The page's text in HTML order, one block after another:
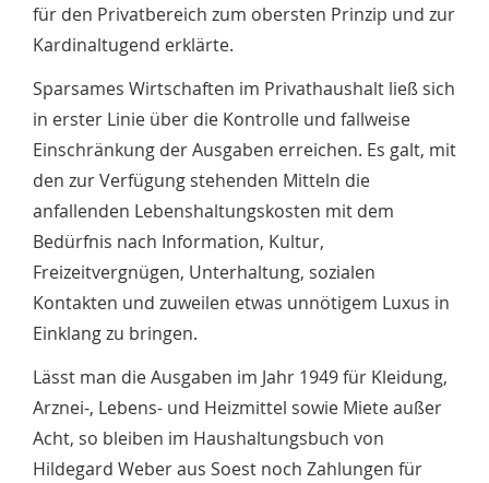
für den Privatbereich zum obersten Prinzip und zur
Kardinaltugend erklärte.
Sparsames Wirtschaften im Privathaushalt ließ sich
in erster Linie über die Kontrolle und fallweise
Einschränkung der Ausgaben erreichen. Es galt, mit
den zur Verfügung stehenden Mitteln die
anfallenden Lebenshaltungskosten mit dem
Bedürfnis nach Information, Kultur,
Freizeitvergnügen, Unterhaltung, sozialen
Kontakten und zuweilen etwas unnötigem Luxus in
Einklang zu bringen.
Lässt man die Ausgaben im Jahr 1949 für Kleidung,
Arznei-, Lebens- und Heizmittel sowie Miete außer
Acht, so bleiben im Haushaltungsbuch von
Hildegard Weber aus Soest noch Zahlungen für